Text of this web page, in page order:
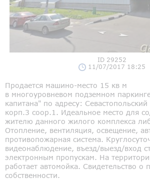
ID 29252
11/07/2017 18:25
Продается машино-место 15 кв м
в многоуровневом подземном
капитана" по адресу:
корп.3 соор.1. Идеальное место для
жителю данного жилого комплекса
Отопление, вентиляция, освещение,
противопожарная система.
видеонаблюдение, въезд/выезд/вход
электронным пропускам. На
работает автомойка. Свидетельство о
собственности.